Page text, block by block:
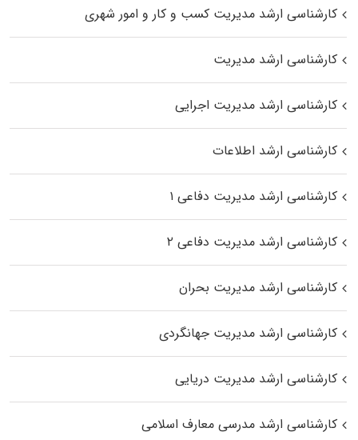
کارشناسی ارشد مدیریت کسب و کار و امور شهری
کارشناسی ارشد مدیریت
کارشناسی ارشد مدیریت اجرایی
کارشناسی ارشد اطلاعات
کارشناسی ارشد مدیریت دفاعی ۱
کارشناسی ارشد مدیریت دفاعی ۲
کارشناسی ارشد مدیریت بحران
کارشناسی ارشد مدیریت جهانگردی
کارشناسی ارشد مدیریت دریایی
کارشناسی ارشد مدرسی معارف اسلامی